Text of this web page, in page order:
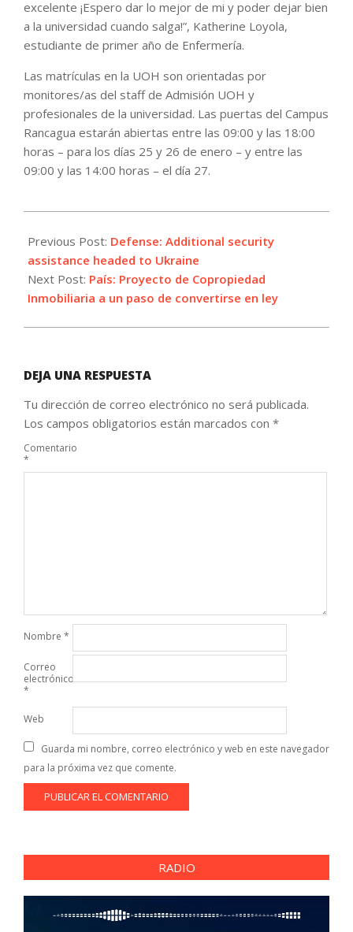
excelente ¡Espero dar lo mejor de mi y poder dejar bien
a la universidad cuando salga!”, Katherine Loyola,
estudiante de primer año de Enfermería.
Las matrículas en la UOH son orientadas por
monitores/as del staff de Admisión UOH y
profesionales de la universidad. Las puertas del Campus
Rancagua estarán abiertas entre las 09:00 y las 18:00
horas – para los días 25 y 26 de enero – y entre las
09:00 y las 14:00 horas – el día 27.
01-
26
Previous Post: Defense: Additional security
assistance headed to Ukraine
Next Post: País: Proyecto de Copropiedad
Inmobiliaria a un paso de convertirse en ley
DEJA UNA RESPUESTA
Tu dirección de correo electrónico no será publicada.
Los campos obligatorios están marcados con *
Comentario
*
Nombre *
Correo
electrónico
*
Web
Guarda mi nombre, correo electrónico y web en este navegador
para la próxima vez que comente.
RADIO